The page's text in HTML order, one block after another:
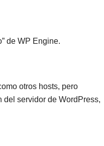
de WP Engine.
otros hosts, pero
servidor de WordPress,